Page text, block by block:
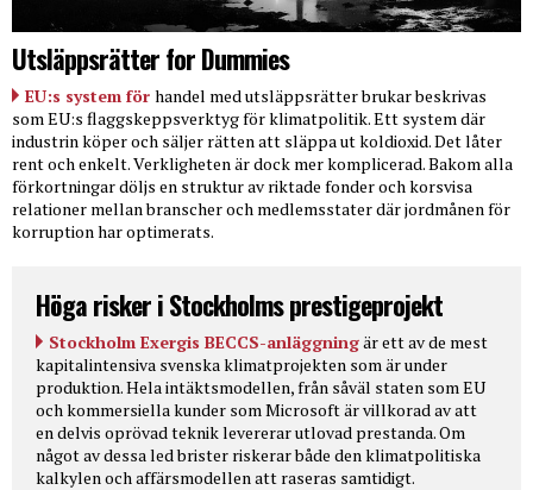
Utsläppsrätter for Dummies
EU:s system för handel med utsläppsrätter brukar beskrivas
som EU:s flaggskeppsverktyg för klimatpolitik. Ett system där
industrin köper och säljer rätten att släppa ut koldioxid. Det låter
rent och enkelt. Verkligheten är dock mer komplicerad. Bakom alla
förkortningar döljs en struktur av riktade fonder och korsvisa
relationer mellan branscher och medlemsstater där jordmånen för
korruption har optimerats.
Höga risker i Stockholms prestigeprojekt
Stockholm Exergis BECCS-anläggningär ett av de mest
kapitalintensiva svenska klimatprojekten som är under
produktion. Hela intäktsmodellen, från såväl staten som EU
och kommersiella kunder som Microsoft är villkorad av att
en delvis oprövad teknik levererar utlovad prestanda. Om
något av dessa led brister riskerar både den klimatpolitiska
kalkylen och affärsmodellen att raseras samtidigt.